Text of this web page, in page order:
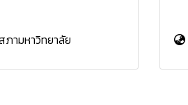
ภามหาวิทยาลัย